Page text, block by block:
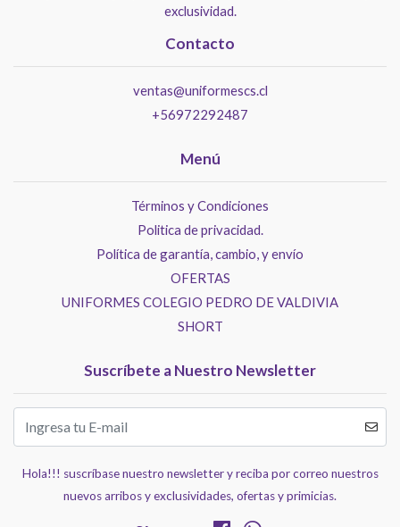
exclusividad.
Contacto
ventas@uniformescs.cl
+56972292487
Menú
Términos y Condiciones
Politica de privacidad.
Política de garantía, cambio, y envío
OFERTAS
UNIFORMES COLEGIO PEDRO DE VALDIVIA
SHORT
Suscríbete a Nuestro Newsletter
Hola!!! suscríbase nuestro newsletter y reciba por correo nuestros
nuevos arribos y exclusividades, ofertas y primicias.